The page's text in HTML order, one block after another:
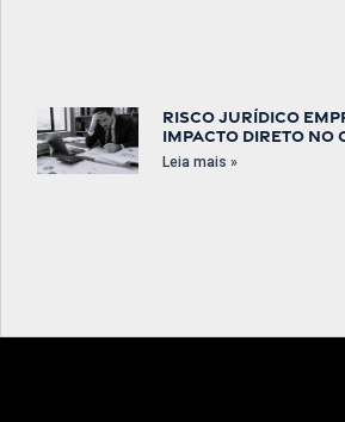
Risco jurídico
impacto direto no
Leia mais »